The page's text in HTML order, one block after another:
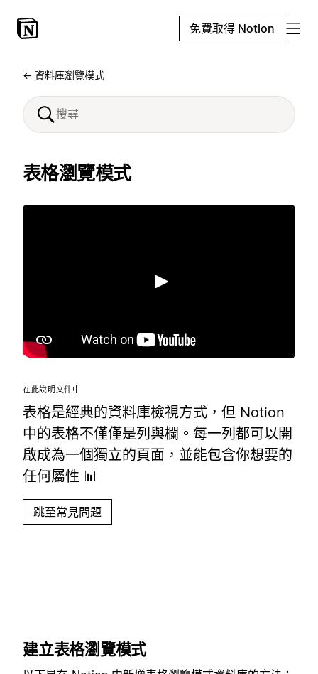
免費取得 Notion
← 資料庫瀏覽模式
表格瀏覽模式
播放
在此說明文件中
表格是經典的資料庫檢視方式，但 Notion
中的表格不僅僅是列與欄。每一列都可以開
啟成為一個獨立的頁面，並能包含你想要的
任何屬性 📊
跳至常見問題
建立表格瀏覽模式